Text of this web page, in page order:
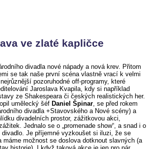
ve zlaté kapličce
divadla nové nápady a nová krev. Přitom
se tak naše první scéna vlastně vrací k velmi
pozoruhodné off-programy, které
Jaroslava Kvapila, kdy si například
ze Shakespeara či českých realistických her.
umělecký šéf Daniel Špinar, se před rokem
divadla +Stavovského a Nové scény) a
divadelních prostor, zážitkovou akci,
Jednalo se o „promenade show“, a snad i o
Je příjemné vyzkoušet si iluzi, že se
máme možnost se doslova dotknout slavných (a